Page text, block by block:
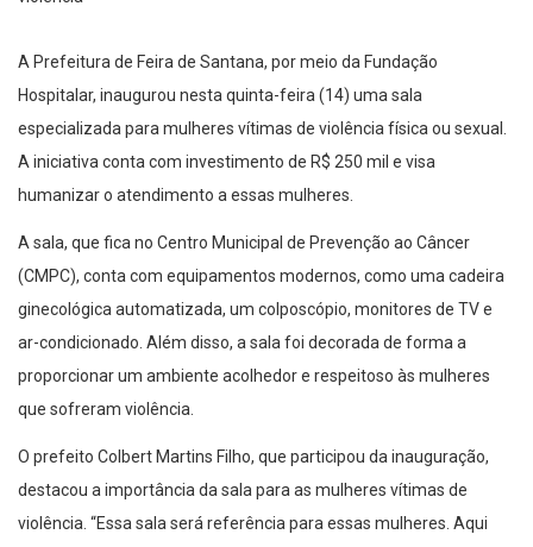
A Prefeitura de Feira de Santana, por meio da Fundação
Hospitalar, inaugurou nesta quinta-feira (14) uma sala
especializada para mulheres vítimas de violência física ou sexual.
A iniciativa conta com investimento de R$ 250 mil e visa
humanizar o atendimento a essas mulheres.
A sala, que fica no Centro Municipal de Prevenção ao Câncer
(CMPC), conta com equipamentos modernos, como uma cadeira
ginecológica automatizada, um colposcópio, monitores de TV e
ar-condicionado. Além disso, a sala foi decorada de forma a
proporcionar um ambiente acolhedor e respeitoso às mulheres
que sofreram violência.
O prefeito Colbert Martins Filho, que participou da inauguração,
destacou a importância da sala para as mulheres vítimas de
violência. “Essa sala será referência para essas mulheres. Aqui